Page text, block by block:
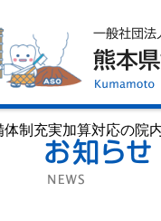
制充実加算対応の院
医院検索
当番医
ント案内
豆知識
保健センター
組合からのお知らせ
歯科衛生士専門学院
専用ページ
イバシーポリシー
トマップ